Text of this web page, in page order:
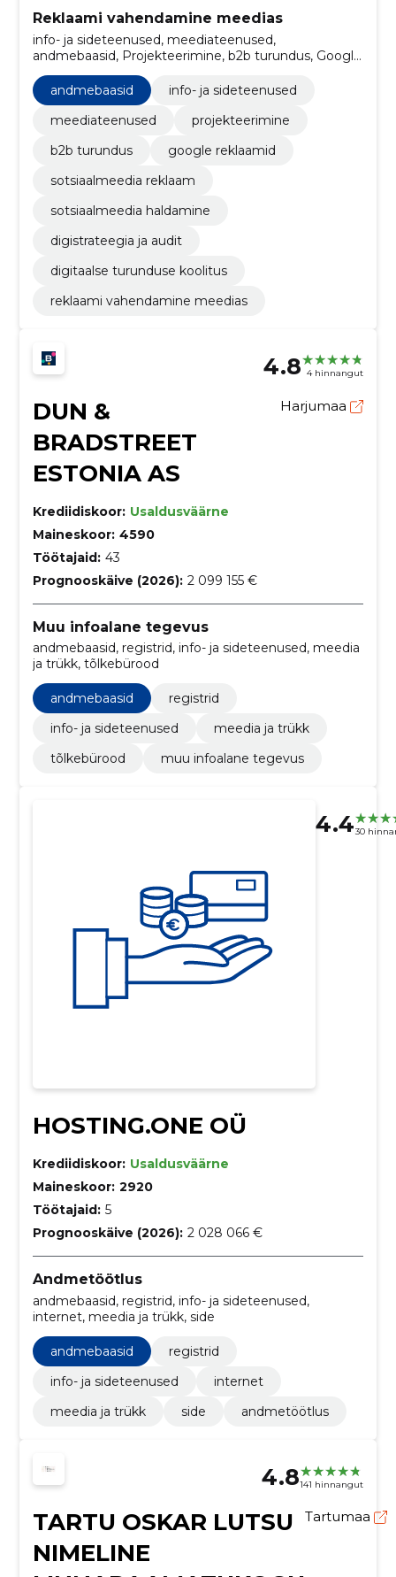
Reklaami vahendamine meedias
info- ja sideteenused, meediateenused,
andmebaasid, Projekteerimine, b2b turundus, Google
haldamine, digistrateegia ja audit, digitaalse
turunduse koolitus
andmebaasid
info- ja sideteenused
meediateenused
projekteerimine
b2b turundus
google reklaamid
sotsiaalmeedia reklaam
sotsiaalmeedia haldamine
digistrateegia ja audit
digitaalse turunduse koolitus
reklaami vahendamine meedias
4.8 4 hinnangut
DUN &
BRADSTREET
ESTONIA AS
Harjumaa
Krediidiskoor: Usaldusväärne
Maineskoor: 4590
Töötajaid: 43
Prognooskäive (2026): 2 099 155 €
Muu infoalane tegevus
andmebaasid, registrid, info- ja sideteenused, meedia
ja trükk, tõlkebürood
andmebaasid
registrid
info- ja sideteenused
meedia ja trükk
tõlkebürood
muu infoalane tegevus
4.430
HOSTING.ONE OÜ
Krediidiskoor: Usaldusväärne
Maineskoor: 2920
Töötajaid: 5
Prognooskäive (2026): 2 028 066 €
Andmetöötlus
andmebaasid, registrid, info- ja sideteenused,
internet, meedia ja trükk, side
andmebaasid
registrid
info- ja sideteenused
internet
meedia ja trükk
side andmetöötlus
4.8141 hinnangut
TARTU OSKAR LUTSU
NIMELINE
Tartumaa